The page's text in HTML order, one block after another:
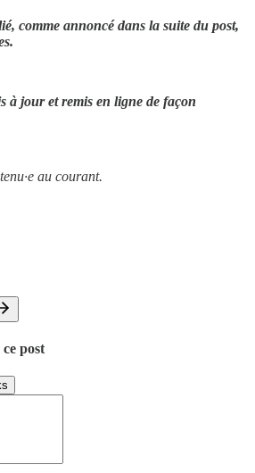
comme annoncé dans la suite du post,
à jour et remis en ligne de façon
au courant.
post